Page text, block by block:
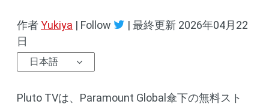
作者Yukiya | Follow | 最終更新 2026年04月22
日
日本語
Pluto TVは、Paramount Global傘下の無料スト